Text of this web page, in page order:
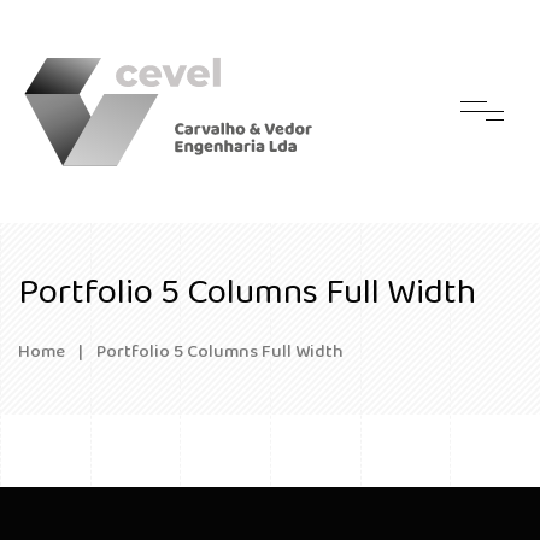
Portfolio 5 Columns Full Width
Home | Portfolio 5 Columns Full Width